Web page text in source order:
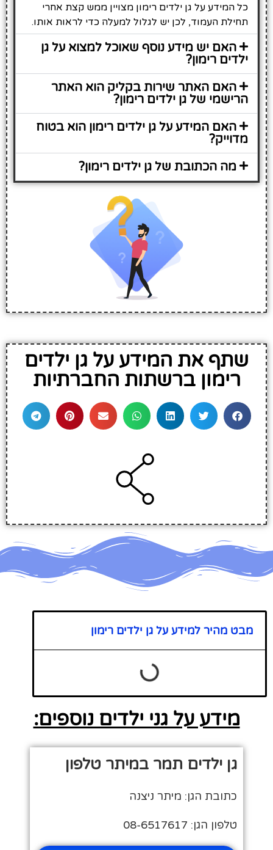
כל המידע על גן ילדים רימון מצויין ממש קצת אחרי
תחילת העמוד, לכן יש לגלול למעלה כדי לראות אותו.
האם יש מידע נוסף שאוכל למצוא על גן
ילדים רימון?
האם האתר שירות בקליק הוא האתר
הרישמי של גן ילדים רימון?
האם המידע על גן ילדים רימון הוא בטוח
מדוייק?
מה הכתובת של גן ילדים רימון?
שתף את המידע על גן ילדים
רימון ברשתות החברתיות
מבט מהיר למידע על גן ילדים רימון
מידע על גני ילדים נוספים:
גן ילדים תמר במיתר טלפון
כתובת הגן: מיתר ניצנה
טלפון הגן: 08-6517617